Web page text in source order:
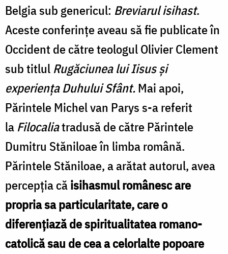
Belgia sub genericul: Breviarul isihast.
Aceste conferințe aveau să fie publicate în
Occident de către teologul Olivier Clement
sub titlul Rugăciunea lui Iisus și
experiența Duhului Sfânt.Mai apoi,
Părintele Michel van Parys s-a referit
la Filocaliatradusă de către Părintele
Dumitru Stăniloae în limba română.
Părintele Stăniloae, a arătat autorul, avea
percepția căisihasmul românesc are
propria sa particularitate, care o
diferențiază de spiritualitatea romano-
catolică sau de cea a celorlalte popoare